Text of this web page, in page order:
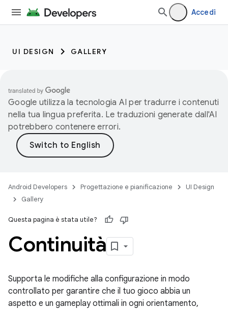
Accedi
UI DESIGN GALLERY
Google utilizza la tecnologia AI per tradurre i contenuti
nella tua lingua preferita. Le traduzioni generate dall'AI
potrebbero contenere errori.
Android Developers Progettazione e pianificazione
UI Design
Gallery
Questa pagina è stata utile?
Continuità
Supporta le modifiche alla configurazione in modo
controllato per garantire che il tuo gioco abbia un
aspetto e un gameplay ottimali in ogni orientamento,